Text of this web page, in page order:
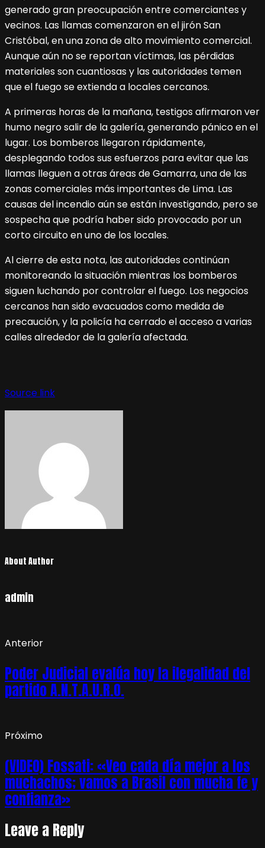
generado gran preocupación entre comerciantes y
vecinos. Las llamas comenzaron en el jirón San
Cristóbal, en una zona de alto movimiento comercial.
Aunque aún no se reportan víctimas, las pérdidas
materiales son cuantiosas y las autoridades temen
que el fuego se extienda a locales cercanos.
A primeras horas de la mañana, testigos afirmaron ver
humo negro salir de la galería, generando pánico en el
lugar. Los bomberos llegaron rápidamente,
desplegando todos sus esfuerzos para evitar que las
llamas lleguen a otras áreas de Gamarra, una de las
zonas comerciales más importantes de Lima. Las
causas del incendio aún se están investigando, pero se
sospecha que podría haber sido provocado por un
corto circuito en uno de los locales.
Al cierre de esta nota, las autoridades continúan
monitoreando la situación mientras los bomberos
siguen luchando por controlar el fuego. Los negocios
cercanos han sido evacuados como medida de
precaución, y la policía ha cerrado el acceso a varias
calles alrededor de la galería afectada.
Source link
About Author
admin
Anterior
Poder Judicial evalúa hoy la ilegalidad del
partido A.N.T.A.U.R.O.
Próximo
(VIDEO) Fossati: «Veo cada día mejor a los
muchachos; vamos a Brasil con mucha fe y
confianza»
Leave a Reply